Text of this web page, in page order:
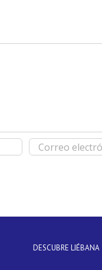
DESCUBRE LIÉBANA